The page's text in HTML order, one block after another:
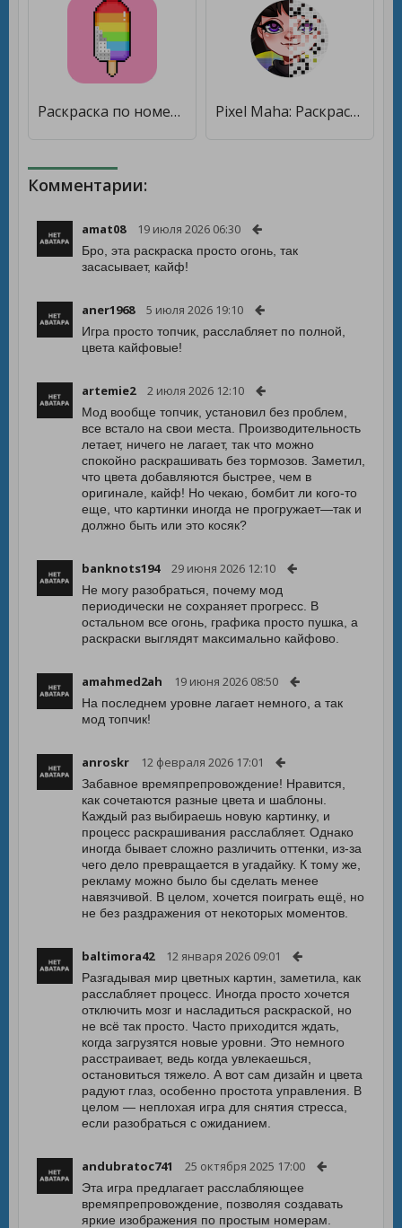
Раскраска по номерам Pixel Art [Мод меню] Pixel Maha: Раскраска по номерам от Машка Убивашка [Бесплатные покупки]
Комментарии:
amat08 19 июля 2026 06:30
Бро, эта раскраска просто огонь, так
засасывает, кайф!
aner1968 5 июля 2026 19:10
Игра просто топчик, расслабляет по полной,
цвета кайфовые!
artemie2 2 июля 2026 12:10
Мод вообще топчик, установил без проблем,
все встало на свои места. Производительность
летает, ничего не лагает, так что можно
спокойно раскрашивать без тормозов. Заметил,
что цвета добавляются быстрее, чем в
оригинале, кайф! Но чекаю, бомбит ли кого-то
еще, что картинки иногда не прогружает—так и
должно быть или это косяк?
banknots194 29 июня 2026 12:10
Не могу разобраться, почему мод
периодически не сохраняет прогресс. В
остальном все огонь, графика просто пушка, а
раскраски выглядят максимально кайфово.
amahmed2ah 19 июня 2026 08:50
На последнем уровне лагает немного, а так
мод топчик!
anroskr 12 февраля 2026 17:01
Забавное времяпрепровождение! Нравится,
как сочетаются разные цвета и шаблоны.
Каждый раз выбираешь новую картинку, и
процесс раскрашивания расслабляет. Однако
иногда бывает сложно различить оттенки, из-за
чего дело превращается в угадайку. К тому же,
рекламу можно было бы сделать менее
навязчивой. В целом, хочется поиграть ещё, но
не без раздражения от некоторых моментов.
baltimora42 12 января 2026 09:01
Разгадывая мир цветных картин, заметила, как
расслабляет процесс. Иногда просто хочется
отключить мозг и насладиться раскраской, но
не всё так просто. Часто приходится ждать,
когда загрузятся новые уровни. Это немного
расстраивает, ведь когда увлекаешься,
остановиться тяжело. А вот сам дизайн и цвета
радуют глаз, особенно простота управления. В
целом — неплохая игра для снятия стресса,
если разобраться с ожиданием.
andubratoc741 25 октября 2025 17:00
Эта игра предлагает расслабляющее
времяпрепровождение, позволяя создавать
яркие изображения по простым номерам.